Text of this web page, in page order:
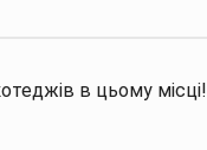
в цьому місці!